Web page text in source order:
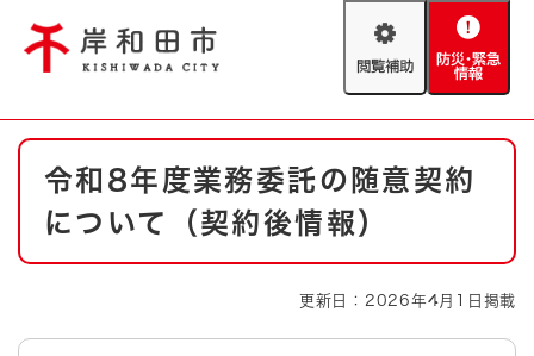
閲
助
防
緊
情
やさしい日本語
防災・緊急情報 救急・消防
ハザードマップ AED設置箇所
本
令和8年度業務委託の随意契約
について（契約後情報）
更新日：2026年4月1日掲載